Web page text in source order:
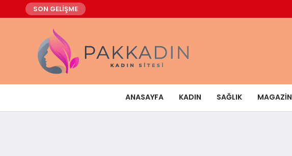
SON GELİŞME
ANASAYFA KADIN SAĞLIK MAGAZIN